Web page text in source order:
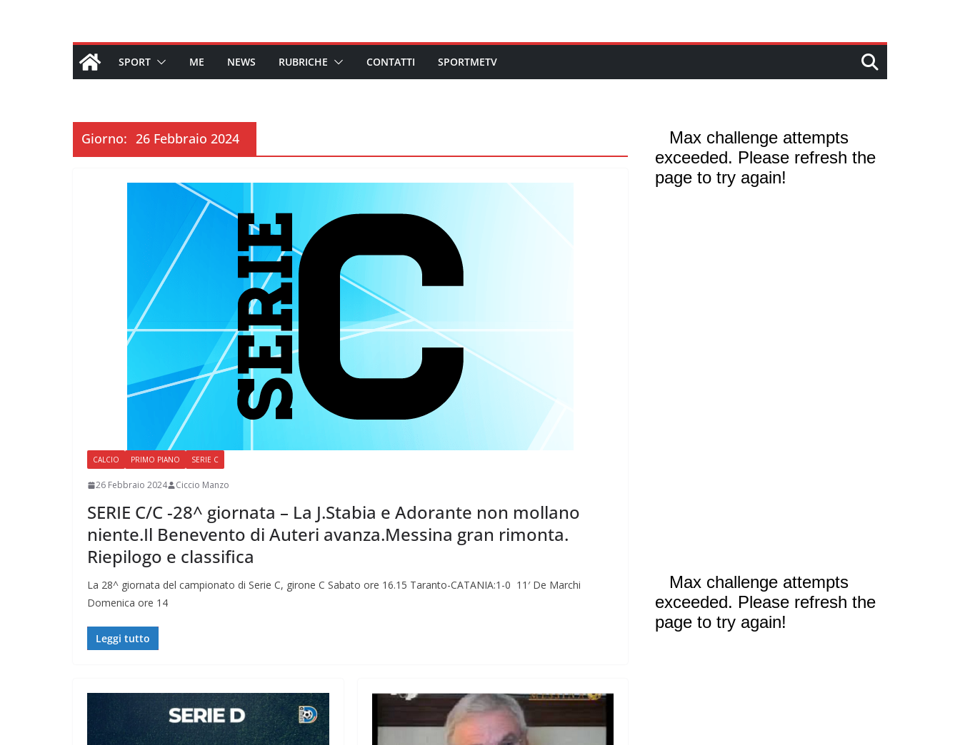
SPORT ME NEWS RUBRICHE CONTATTI SPORTMETV
Giorno: 26 Febbraio 2024
CALCIO PRIMO PIANO SERIE C
26 Febbraio 2024 Ciccio Manzo
SERIE C/C -28^ giornata – La J.Stabia e Adorante non mollano
niente.Il Benevento di Auteri avanza.Messina gran rimonta.
Riepilogo e classifica
La 28^ giornata del campionato di Serie C, girone C Sabato ore 16.15 Taranto-CATANIA:1-0 11′ De Marchi
Domenica ore 14
Leggi tutto